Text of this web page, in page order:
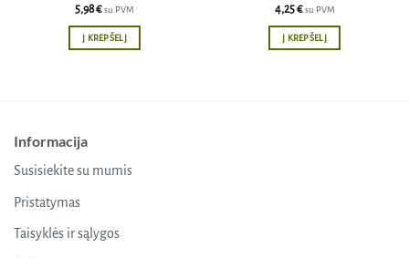
5,98€su PVM
Į KREPŠELĮ
4,25€ su PVM
Į KREPŠELĮ
Informacija
Susisiekite su mumis
Pristatymas
Taisyklės ir sąlygos